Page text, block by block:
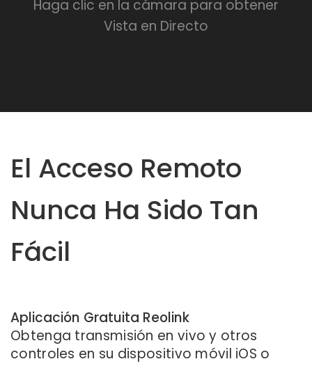
Haga clic en la cámara para obtener
Vista en Directo
El Acceso Remoto
Nunca Ha Sido Tan
Fácil
Aplicación Gratuita Reolink
Obtenga transmisión en vivo y otros
controles en su dispositivo móvil iOS o